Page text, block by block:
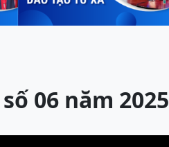
06 năm 2025